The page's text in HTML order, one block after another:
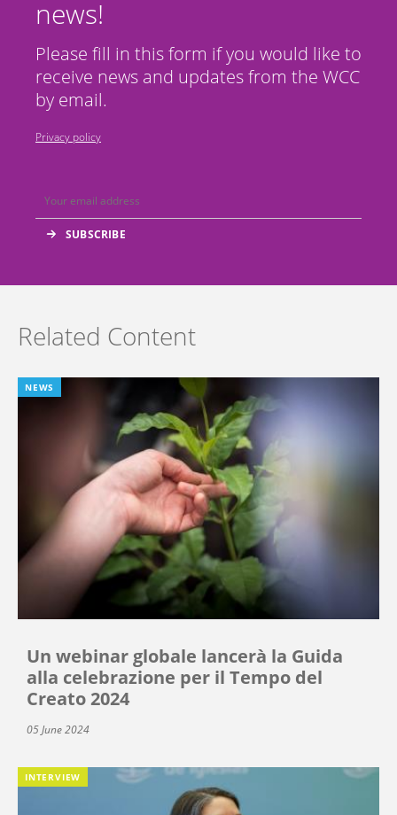
news!
Please fill in this form if you would like to
receive news and updates from the WCC
by email.
Privacy policy
Related Content
NEWS
Un webinar globale lancerà la Guida
alla celebrazione per il Tempo del
Creato 2024
05 June 2024
INTERVIEW